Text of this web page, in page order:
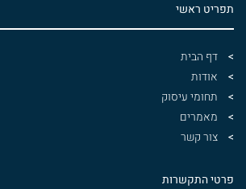
תפריט ראשי
דף הבית
אודות
תחומי עיסוק
מאמרים
צור קשר
פרטי התקשרות